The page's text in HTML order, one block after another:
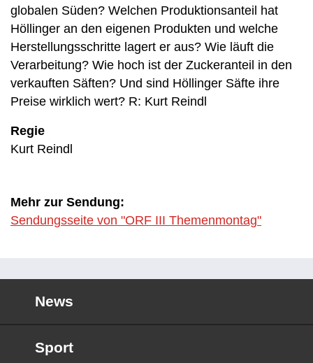
globalen Süden? Welchen Produktionsanteil hat
Höllinger an den eigenen Produkten und welche
Herstellungsschritte lagert er aus? Wie läuft die
Verarbeitung? Wie hoch ist der Zuckeranteil in den
verkauften Säften? Und sind Höllinger Säfte ihre
Preise wirklich wert? R: Kurt Reindl
Regie
Kurt Reindl
Mehr zur Sendung:
Sendungsseite von "ORF III Themenmontag"
News
Sport